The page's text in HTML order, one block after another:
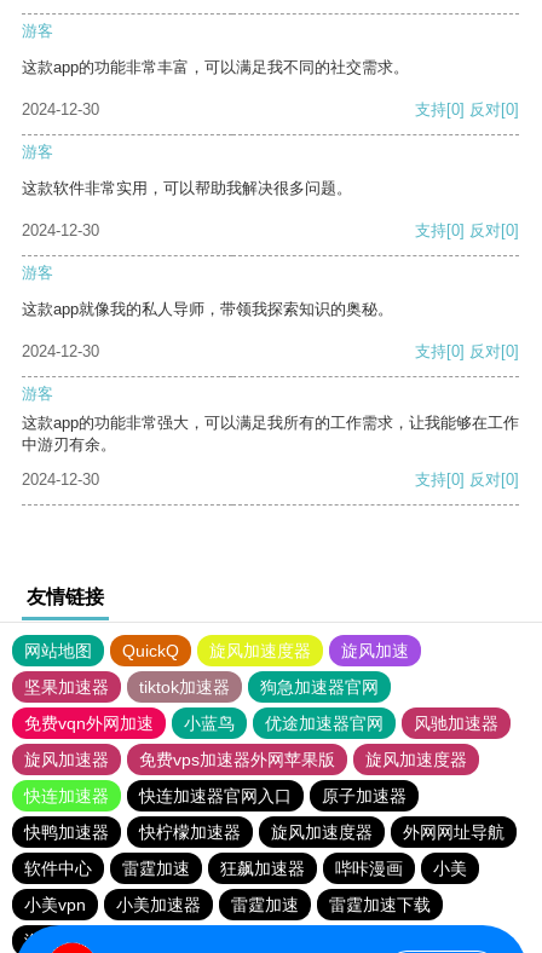
游客
这款app的功能非常丰富，可以满足我不同的社交需求。
2024-12-30 支持[0] 反对[0]
游客
这款软件非常实用，可以帮助我解决很多问题。
2024-12-30 支持[0] 反对[0]
游客
这款app就像我的私人导师，带领我探索知识的奥秘。
2024-12-30 支持[0] 反对[0]
游客
这款app的功能非常强大，可以满足我所有的工作需求，让我能够在工作
中游刃有余。
2024-12-30
支持[0] 反对[0]
友情链接
网站地图 QuickQ 旋风加速度器
旋风加速
坚果加速器
tiktok加速器
狗急加速器官网
免费vqn外网加速
小蓝鸟 优途加速器官网
风驰加速器
旋风加速器
免费vps加速器外网苹果版
旋风加速度器
快连加速器
快连加速器官网入口
原子加速器
快鸭加速器
快柠檬加速器 旋风加速度器
外网网址导航
软件中心
雷霆加速 狂飙加速器 哔咔漫画
小美
小美vpn
小美加速器 雷霆加速
雷霆加速下载
海鸥加速度